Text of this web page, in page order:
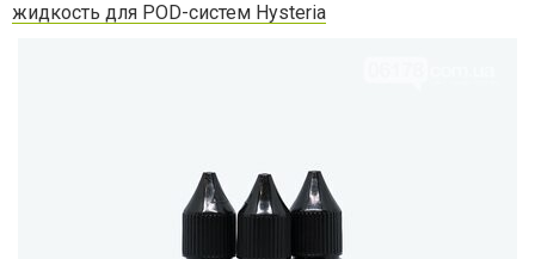
жидкость для POD-систем Hysteria